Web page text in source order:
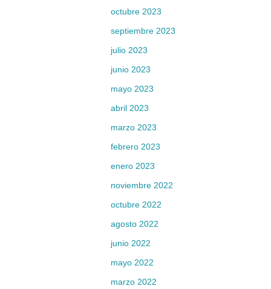
octubre 2023
septiembre 2023
julio 2023
junio 2023
mayo 2023
abril 2023
marzo 2023
febrero 2023
enero 2023
noviembre 2022
octubre 2022
agosto 2022
junio 2022
mayo 2022
marzo 2022